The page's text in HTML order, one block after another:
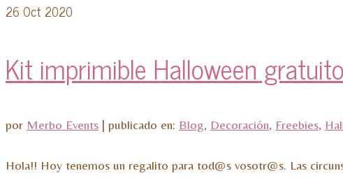
26 Oct 2020
Kit imprimible Halloween gratuito
por Merbo Events | publicado en: Blog, Decoración, Freebies,
Hola!! Hoy tenemos un regalito para tod@s vosotr@s. Las